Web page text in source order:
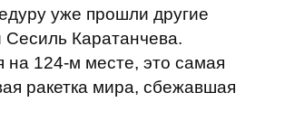
уже прошли другие
Каратанчева.
на 124-м месте, это самая
ракетка мира, сбежавшая